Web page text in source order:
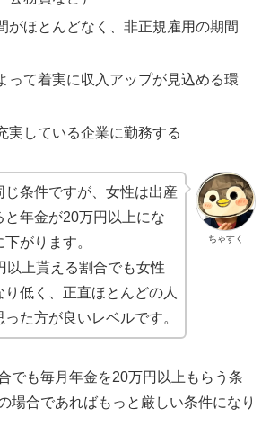
がほとんどなく、非正規雇用の期間
って着実に収入アップが見込める環
実している企業に勤務する
ちゃすく
じ条件ですが、女性は出産
と年金が20万円以上にな
がります。
以上貰える割合でも女性
低く、正直ほとんどの人
た方が良いレベルです。
でも毎月年金を20万円以上もらう条
場合であればもっと厳しい条件になり